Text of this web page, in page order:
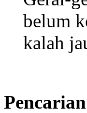
belum
kalah